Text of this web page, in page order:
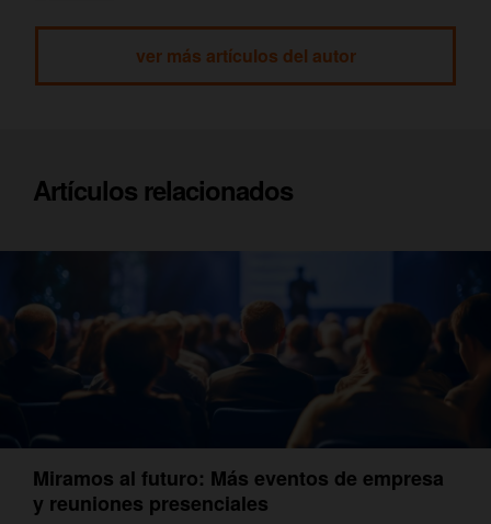
ver más artículos del autor
Artículos relacionados
Miramos al futuro: Más eventos de empresa
y reuniones presenciales